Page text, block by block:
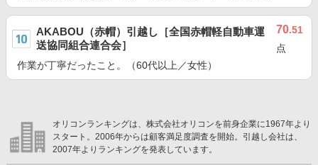
AKABOU（赤帽）引越し［全国赤帽軽自動車運
送協同組合連合会］
70.51
点
作業が丁寧だったこと。（60代以上／女性）
オリコンランキングは、株式会社オリコンを前身企業に1967年より
スタート。2006年からは顧客満足度調査を開始。引越し会社は、
2007年よりランキングを発表しています。